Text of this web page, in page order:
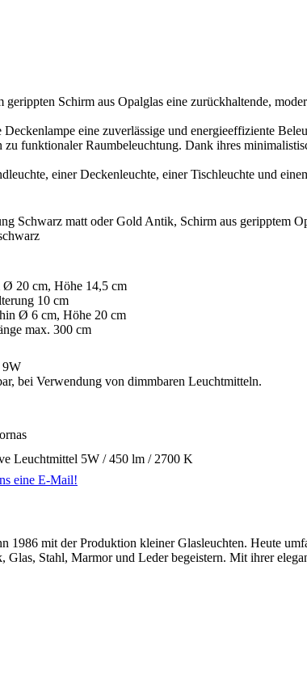
Schirm aus Opalglas eine zurückhaltende,
eine zuverlässige und energieeffiziente
funktionaler Raumbeleuchtung. Dank ihres
einer Deckenleuchte, einer Tischleuchte und
Schwarz matt oder Gold Antik, Schirm aus geripptem
Ø 20 cm, Höhe 14,5 cm
10 cm
Ø 6 cm, Höhe 20 cm
max. 300 cm
9W
bei Verwendung von dimmbaren Leuchtmitteln.
Leuchtmittel 5W / 450 lm / 2700 K
eine E-Mail!
1986 mit der Produktion kleiner Glasleuchten. Heute
Stahl, Marmor und Leder begeistern. Mit ihrer